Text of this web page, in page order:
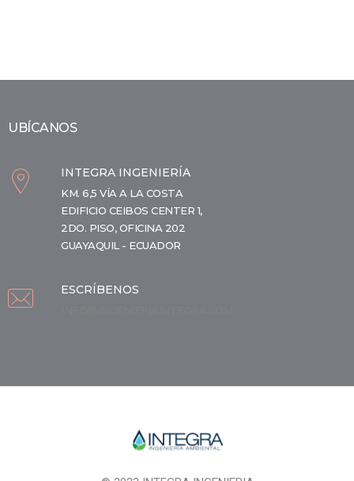
UBÍCANOS
INTEGRA INGENIERÍA
KM. 6,5 VÍA A LA COSTA
EDIFICIO CEIBOS CENTER 1,
2DO. PISO, OFICINA 202
GUAYAQUIL - ECUADOR
ESCRÍBENOS